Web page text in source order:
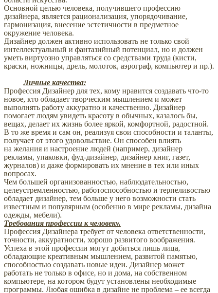
Основной целью человека, получившего профессию
дизайнера, является рационализация, упорядочивание,
гармонизация, внесение эстетичности в предметное
окружение человека.
Дизайнер должен активно использовать не только свой
интеллектуальный и фантазийный потенциал, но и должен
уметь виртуозно управляться со средствами труда (кисти,
краски, ножницы, дрель, молоток, аэрограф, компьютер и пр.).
Личные качества:
Профессия Дизайнер для тех, кому нравится создавать что-то
новое, кто обладает творческим мышлением и может
выполнять работу аккуратно и качественно. Дизайнер
помогает людям увидеть красоту в обычных, казалось бы,
вещах, делает их жизнь более яркой, комфортной, радостной.
В то же время и сам он, реализуя свои способности и таланты,
получает от этого удовольствие. Он способен влиять
на желания и настроение людей (например, дизайнер
рекламы, упаковки, фуд-дизайнер, дизайнер книг, газет,
журналов) и даже формировать их мнение в тех или иных
вопросах.
Чем большей организованностью, наблюдательностью,
целеустремленностью, работоспособностью и терпеливостью
обладает дизайнер, тем больше у него возможности стать
известным и популярным (особенно в мире рекламы, дизайна
одежды, мебели).
Требования профессии к человеку.
Профессия Дизайнера требует от человека ответственности,
точности, аккуратности, хорошо развитого воображения.
Успеха в этой профессии могут добиться лишь лица,
обладающие креативным мышлением, развитой памятью,
способностью создавать новые идеи. Дизайнер может
работать не только в офисе, но и дома, на собственном
компьютере, на котором будут установлены необходимые
программы. Любая ошибка в дизайне не проблема – ее всегда